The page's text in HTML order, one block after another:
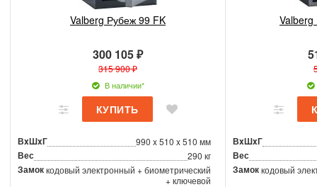
Valberg Рубеж 99 FK
300 105 ₽
315 900 ₽
В наличии*
ВxШxГ 990 x 510 x 510 мм
Вес 290 кг
Замоккодовый электронный + биометрический
+ ключевой
ВxШxГ
Вес
Замоккодовый